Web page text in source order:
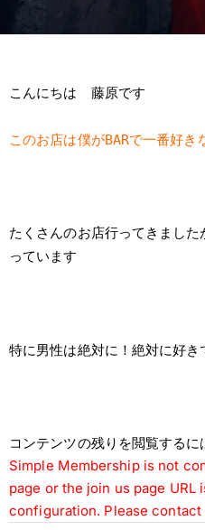
こんにちは 藤原です
このお店は僕がBARで一番好き
たくさんのお店行ってきまし
っています
特に男性は絶対に！絶対に好き
コンテンツの残りを閲覧するに
Simple Membership is not
page or the join us page
configuration. Please contact